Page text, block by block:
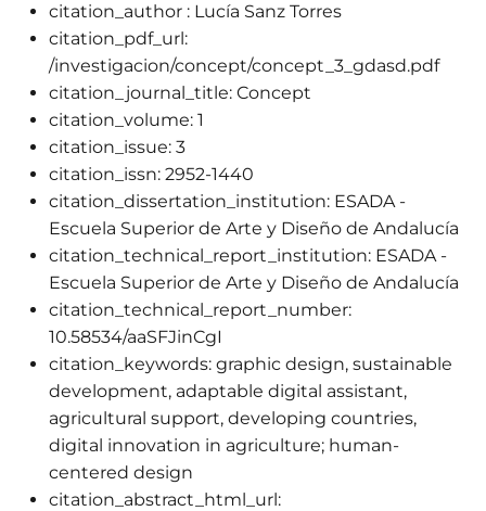
citation_author : Lucía Sanz Torres
citation_pdf_url:
/investigacion/concept/concept_3_gdasd.pdf
citation_journal_title: Concept
citation_volume: 1
citation_issue: 3
citation_issn: 2952-1440
citation_dissertation_institution: ESADA -
Escuela Superior de Arte y Diseño de Andalucía
citation_technical_report_institution: ESADA -
Escuela Superior de Arte y Diseño de Andalucía
citation_technical_report_number:
10.58534/aaSFJinCgI
citation_keywords: graphic design, sustainable
development, adaptable digital assistant,
agricultural support, developing countries,
digital innovation in agriculture; human-
centered design
citation_abstract_html_url: